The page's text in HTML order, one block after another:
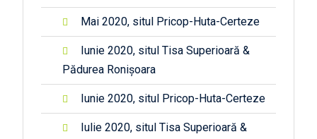
Mai 2020, situl Pricop-Huta-Certeze
Iunie 2020, situl Tisa Superioară &
Pădurea Ronișoara
Iunie 2020, situl Pricop-Huta-Certeze
Iulie 2020, situl Tisa Superioară &